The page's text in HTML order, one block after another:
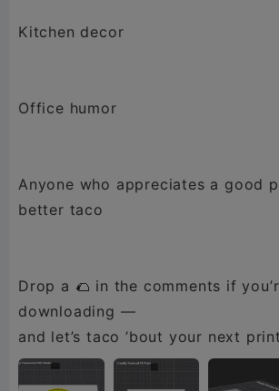
Kitchen decor
Office humor
Anyone who appreciates a good
better taco
Drop a 🌮 in the comments if
downloading —
and let’s taco ’bout your next